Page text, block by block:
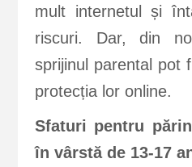
mult internetul și
riscuri. Dar, din
sprijinul parental pot
protecția lor online.
Sfaturi pentru
în vârstă de 13-17